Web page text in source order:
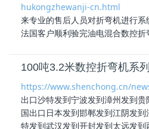
hukongzhewanji-cn.html
来专业的售后人员对折弯机进行
法国客户顺利验完油电混合数控折
100吨3.2米数控折弯机系列
https://www.shenchong.cn/
出口沙特发到宁波发到漳州发到
国出口日本发到邯郸发到江阴发
特发到武汉发到开封发到太远发到